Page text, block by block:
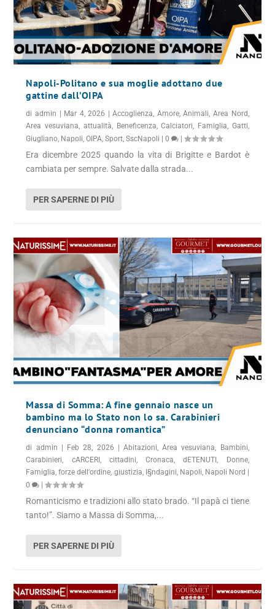
Napoli-Politano e sua moglie adottano due
gattine dall’OIPA
di admin Mar 4, 2026 |Accoglienza, Amore,Animali,Area Nord,
Area vesuviana, attualità, Beneficenza,Calciatori, Famiglia, Gatti,
Giugliano, Napoli,OIPA,Sport,SscNapoli |0 |
Era dicembre 2025 quando la vita di Brigitte e Bardot è
cambiata per sempre. Salvate dalla strada...
PER SAPERNE DI PIÙ
Massa di Somma: A fine gennaio nasce un
bambino ma lo Stato non lo sa. Carabinieri
denunciano “donna romantica”
di admin Feb 28, 2026 Abitazioni,Area vesuviana, Bambini,
Carabinieri, cARCERI , cittadini,Cronaca,dETENUTI, Donne,
Famiglia,forze dell'ordine, giustizia, I§ndagini, Napoli, Napoli Nord
0
|
Romanticismo e tradizioni allo stato brado. “Il papà ci tiene
tanto!”. Siamo a Massa di Somma,...
PER SAPERNE DI PIÙ